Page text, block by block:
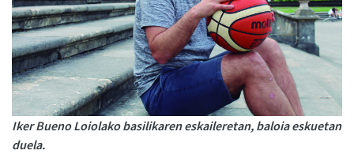
Iker Bueno Loiolako basilikaren eskaileretan, baloia eskuetan
duela.